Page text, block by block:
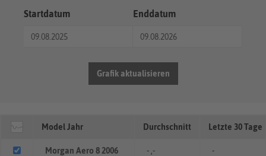
Startdatum Enddatum
Grafik aktualisieren
Model Jahr Durchschnitt Letzte 30 Tage
Morgan Aero 8 2006 - ,- -